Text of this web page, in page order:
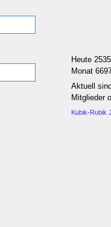
Heute
Monat
Aktuell
Mitglieder
Kubik-Rubik